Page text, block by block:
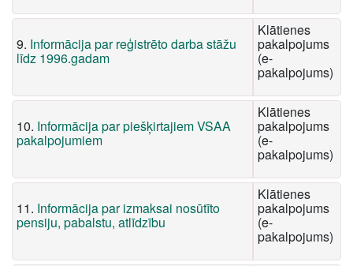
9. Informācija par reģistrēto darba stāžu
līdz 1996.gadam
Klātienes
pakalpojums
(e-
pakalpojums)
10. Informācija par piešķirtajiem VSAA
pakalpojumiem
Klātienes
pakalpojums
(e-
pakalpojums)
11. Informācija par izmaksai nosūtīto
pensiju, pabalstu, atlīdzību
Klātienes
pakalpojums
(e-
pakalpojums)